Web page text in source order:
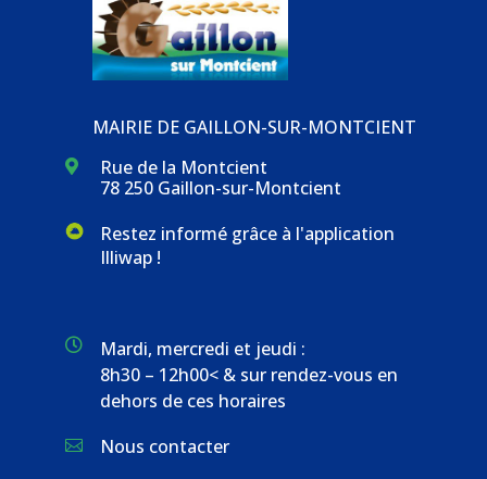
MAIRIE DE GAILLON-SUR-MONTCIENT

Rue de la Montcient
78 250 Gaillon-sur-Montcient
Restez informé grâce à l'application
Illiwap !

Mardi, mercredi et jeudi :
8h30 – 12h00< & sur rendez-vous en
dehors de ces horaires

Nous contacter